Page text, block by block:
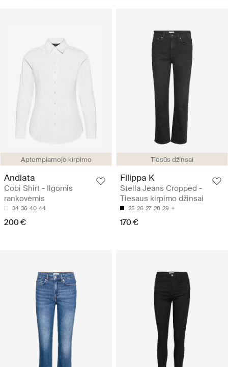
Aptempiamojo kirpimo
Andiata
Cobi Shirt - Ilgomis
rankovėmis
34 36 40 44
200 €
Tiesūs džinsai
Filippa K
Stella Jeans Cropped -
Tiesaus kirpimo džinsai
25 26 27 28 29
170 €